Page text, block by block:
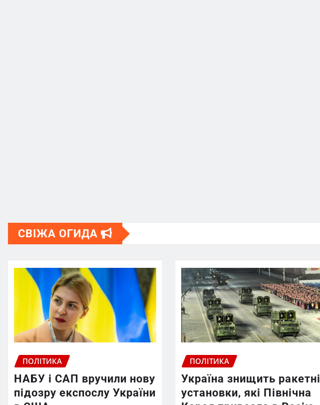
СВІЖА ОГИДА
ПОЛІТИКА
НАБУ і САП вручили нову
підозру експослу України
ПОЛІТИКА
Україна знищить ракетні
установки, які Північна